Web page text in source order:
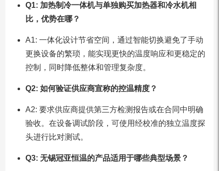
Q1: 加热制冷一体机与单独购买加热器和冷水机相
比，优势在哪？
A1: 一体化设计节省空间，通过智能切换避免了手动
更换设备的繁琐，能实现更快的温度响应和更稳定的
控制，同时降低整体和管理复杂度。
Q2: 如何验证供应商宣称的控温精度？
A2: 要求供应商提供第三方检测报告或在合同中明确
验收。在设备调试阶段，可使用经校准的独立温度探
头进行比对测试。
Q3: 无锡冠亚恒温的产品适用于哪些典型场景？